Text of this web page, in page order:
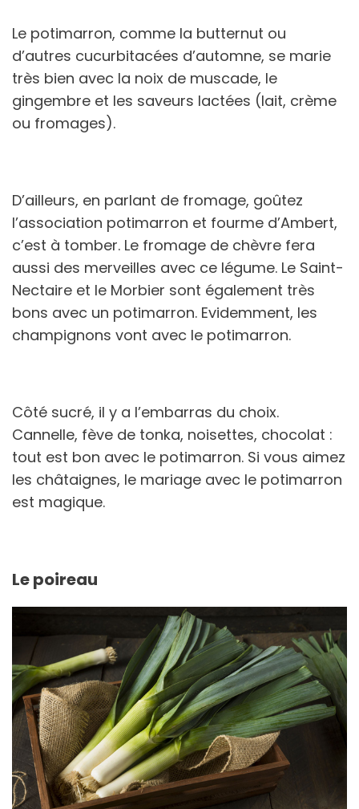
Le potimarron, comme la butternut ou
d’autres cucurbitacées d’automne, se marie
très bien avec la noix de muscade, le
gingembre et les saveurs lactées (lait, crème
ou fromages).
D’ailleurs, en parlant de fromage, goûtez
l’association potimarron et fourme d’Ambert,
c’est à tomber. Le fromage de chèvre fera
aussi des merveilles avec ce légume. Le Saint-
Nectaire et le Morbier sont également très
bons avec un potimarron. Evidemment, les
champignons vont avec le potimarron.
Côté sucré, il y a l’embarras du choix.
Cannelle, fève de tonka, noisettes, chocolat :
tout est bon avec le potimarron. Si vous aimez
les châtaignes, le mariage avec le potimarron
est magique.
Le poireau